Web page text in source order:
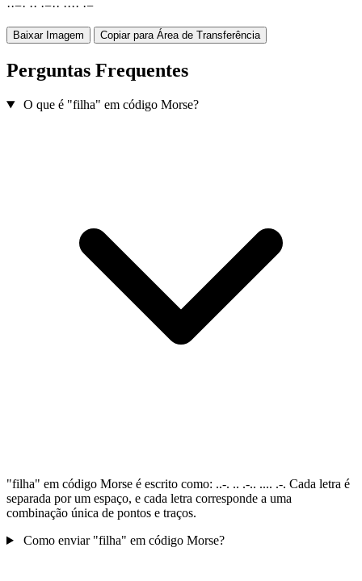
··−· ·· ·−·· ···· ·−
Baixar Imagem Copiar para Área de Transferência
Perguntas Frequentes
O que é "filha" em código Morse?
"filha" em código Morse é escrito como: ..-. .. .-.. .... .-. Cada letra é
separada por um espaço, e cada letra corresponde a uma
combinação única de pontos e traços.
Como enviar "filha" em código Morse?